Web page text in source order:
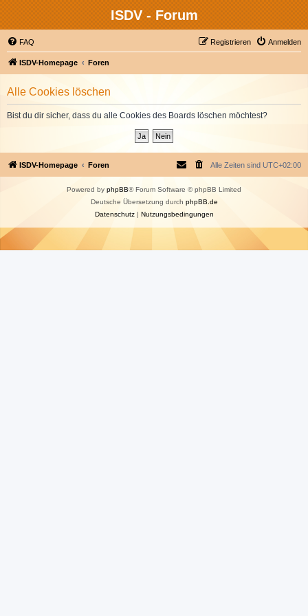
ISDV - Forum
FAQ Anmelden
Registrieren
ISDV-Homepage Foren
Alle Cookies löschen
Bist du dir sicher, dass du alle Cookies des Boards löschen möchtest?
ISDV-Homepage Foren Alle Zeiten sind UTC+02:00
Powered by phpBB® Forum Software © phpBB Limited
Deutsche Übersetzung durch phpBB.de
Datenschutz| Nutzungsbedingungen